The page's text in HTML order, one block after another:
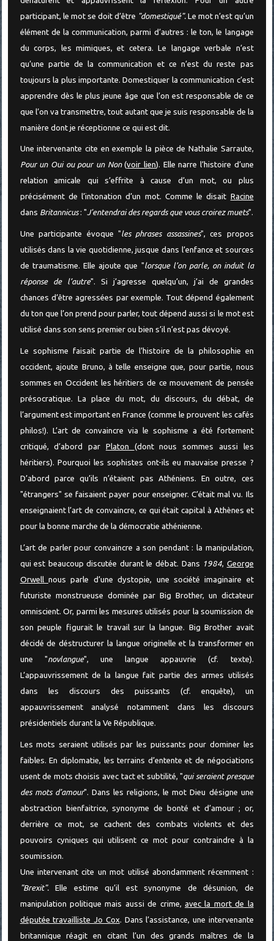
participant, le mot se doit d’être "domestiqué".Le mot n’est qu’un
élément de la communication, parmi d’autres : le ton, le langage
du corps, les mimiques, et cetera. Le langage verbale n’est
qu’une partie de la communication et ce n’est du reste pas
toujours la plus importante. Domestiquer la communication c’est
apprendre dès le plus jeune âge que l’on est responsable de ce
que l’on va transmettre, tout autant que je suis responsable de la
manière dont je réceptionne ce qui est dit.
Une intervenante cite en exemple la pièce de Nathalie Sarraute,
Pour un Oui ou pour un Non(voir lien). Elle narre l’histoire d’une
relation amicale qui s’effrite à cause d’un mot, ou plus
précisément de l’intonation d’un mot. Comme le disait Racine
dans Britannicus: "J'entendrai des regards que vous croirez muets".
Une participante évoque "les phrases assassines", ces propos
utilisés dans la vie quotidienne, jusque dans l’enfance et sources
de traumatisme. Elle ajoute que "lorsque l’on parle, on induit la
réponse de l’autre". Si j’agresse quelqu’un, j’ai de grandes
chances d’être agressées par exemple. Tout dépend également
du ton que l’on prend pour parler, tout dépend aussi si le mot est
utilisé dans son sens premier ou bien s’il n’est pas dévoyé.
Le sophisme faisait partie de l’histoire de la philosophie en
occident, ajoute Bruno, à telle enseigne que, pour partie, nous
sommes en Occident les héritiers de ce mouvement de pensée
présocratique. La place du mot, du discours, du débat, de
l’argument est important en France (comme le prouvent les cafés
philos!). L’art de convaincre via le sophisme a été fortement
critiqué, d’abord par Platon (dont nous sommes aussi les
héritiers). Pourquoi les sophistes ont-ils eu mauvaise presse ?
D’abord parce qu’ils n’étaient pas Athéniens. En outre, ces
"étrangers" se faisaient payer pour enseigner. C’était mal vu. Ils
enseignaient l’art de convaincre, ce qui était capital à Athènes et
pour la bonne marche de la démocratie athénienne.
L’art de parler pour convaincre a son pendant : la manipulation,
qui est beaucoup discutée durant le débat. Dans 1984, George
Orwellnous parle d’une dystopie, une société imaginaire et
futuriste monstrueuse dominée par Big Brother, un dictateur
omniscient. Or, parmi les mesures utilisés pour la soumission de
son peuple figurait le travail sur la langue. Big Brother avait
décidé de déstructurer la langue originelle et la transformer en
une "novlangue", une langue appauvrie (cf. texte).
L’appauvrissement de la langue fait partie des armes utilisés
dans les discours des puissants (cf. enquête), un
appauvrissement analysé notamment dans les discours
présidentiels durant la Ve République.
Les mots seraient utilisés par les puissants pour dominer les
faibles. En diplomatie, les terrains d’entente et de négociations
usent de mots choisis avec tact et subtilité, "qui seraient presque
des mots d’amour". Dans les religions, le mot Dieu désigne une
abstraction bienfaitrice, synonyme de bonté et d’amour ; or,
derrière ce mot, se cachent des combats violents et des
pouvoirs cyniques qui utilisent ce mot pour contraindre à la
soumission.
Une intervenant cite un mot utilisé abondamment récemment :
"Brexit".Elle estime qu’il est synonyme de désunion, de
manipulation politique mais aussi de crime,avec la mort de la
députée travailliste Jo Cox. Dans l’assistance, une intervenante
britannique réagit en citant l’un des grands maîtres de la